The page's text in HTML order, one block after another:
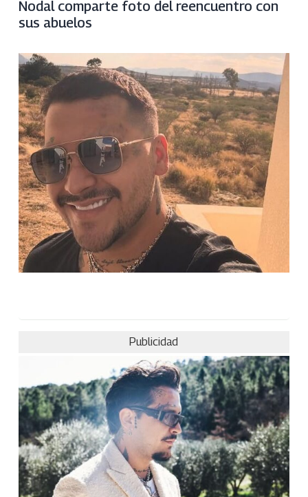
Nodal comparte foto del reencuentro con
sus abuelos
Publicidad